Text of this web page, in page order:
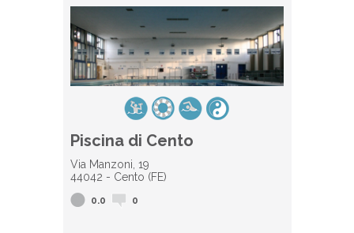
Piscina di Cento
Via Manzoni, 19
44042 - Cento (FE)
0.0 0